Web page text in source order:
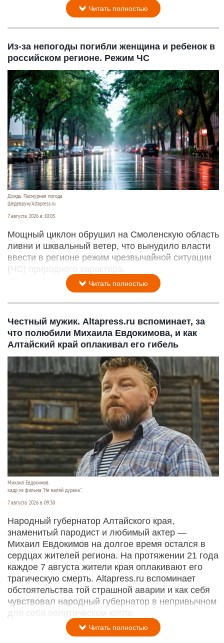
Читать полностью
Из-за непогоды погибли женщина и ребенок в
российском регионе. Режим ЧС
Дождь. Пасмурная погода
Шедеврум/Altapress.ru
7 августа 2026 в 10:05
Мощный циклон обрушил на Смоленскую область
ливни и шквальный ветер, что вынудило власти
ввести в регионе режим чрезвычайной ситуации
(ЧС) природного характера.
Читать полностью
Честный мужик. Altapress.ru вспоминает, за
что полюбили Михаила Евдокимова, и как
Алтайский край оплакивал его гибель
Михаил Евдокимов.
кадр из фильма "Не валяй дурака".
7 августа 2026 в 09:30
Народный губернатор Алтайского края,
знаменитый пародист и любимый актер —
Михаил Евдокимов на долгое время остался в
сердцах жителей региона. На протяжении 21 года
каждое 7 августа жители края оплакивают его
трагическую смерть. Altapress.ru вспоминает
обстоятельства той страшной аварии и как себя
чувствовал народный губернатор в непривычном
для себя политическом котле.
Читать полностью